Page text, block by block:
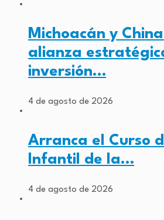
Michoacán y
alianza
inversión…
4 de agosto de 2026
Arranca el Curso
Infantil de la…
4 de agosto de 2026